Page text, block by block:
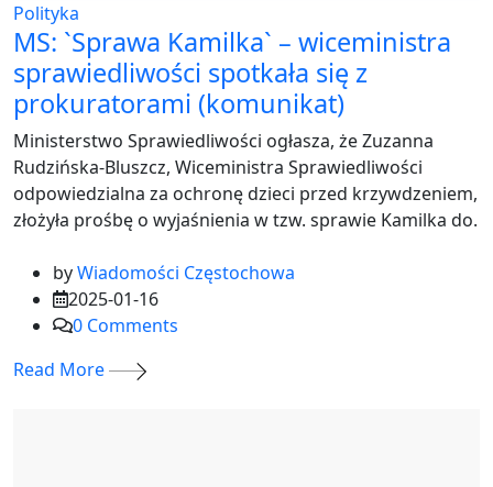
Polityka
MS: `Sprawa Kamilka` – wiceministra
sprawiedliwości spotkała się z
prokuratorami (komunikat)
Ministerstwo Sprawiedliwości ogłasza, że Zuzanna
Rudzińska-Bluszcz, Wiceministra Sprawiedliwości
odpowiedzialna za ochronę dzieci przed krzywdzeniem,
złożyła prośbę o wyjaśnienia w tzw. sprawie Kamilka do.
byWiadomości Częstochowa
2025-01-16
0 Comments
Read More